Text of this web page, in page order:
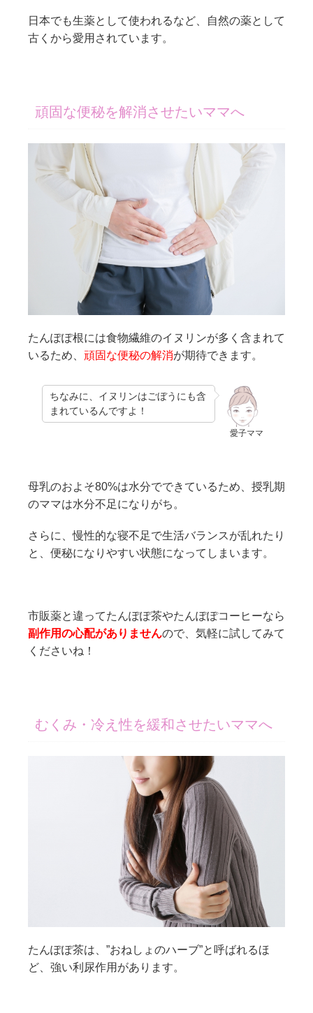
日本でも生薬として使われるなど、自然の薬として
古くから愛用されています。
頑固な便秘を解消させたいママへ
たんぽぽ根には食物繊維のイヌリンが多く含まれて
いるため、 頑固な便秘の解消が期待できます。
愛子ママ
ちなみに、イヌリンはごぼうにも含
まれているんですよ！
母乳のおよそ80%は水分でできているため、授乳期
のママは水分不足になりがち。
さらに、慢性的な寝不足で生活バランスが乱れたり
と、便秘になりやすい状態になってしまいます。
市販薬と違ってたんぽぽ茶やたんぽぽコーヒーなら
副作用の心配がありませんので、気軽に試してみて
くださいね！
むくみ・冷え性を緩和させたいママへ
たんぽぽ茶は、”おねしょのハーブ”と呼ばれるほ
ど、強い利尿作用があります。